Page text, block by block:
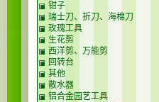
钳子
瑞士刀、折刀、海棉刀
玫瑰工具
生花剪
西洋剪、万能剪
回转台
其他
散水器
铝合金园艺工具